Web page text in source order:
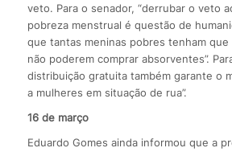
veto. Para o senador, “derrubar o veto
pobreza menstrual é questão de
que tantas meninas pobres tenham que
não poderem comprar absorventes”.
distribuição gratuita também garante o
a mulheres em situação de rua”.
16 de março
Eduardo Gomes ainda informou que a